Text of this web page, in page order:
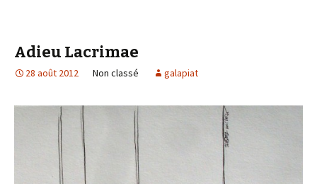
Adieu Lacrimae
28 août 2012 Non classé galapiat